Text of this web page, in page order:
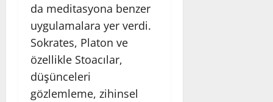
da meditasyona benzer
uygulamalara yer verdi.
Sokrates, Platon ve
özellikle Stoacılar,
düşünceleri
gözlemleme, zihinsel